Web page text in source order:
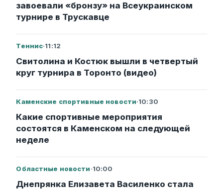
завоевали «бронзу» на Всеукраинском
турнире в Трускавце
Теннис·11:12
Свитолина и Костюк вышли в четвертый
круг турнира в Торонто (видео)
Каменские спортивные новости·10:30
Какие спортивные мероприятия
состоятся в Каменском на следующей
неделе
Областные новости·10:00
Днепрянка Елизавета Василенко стала